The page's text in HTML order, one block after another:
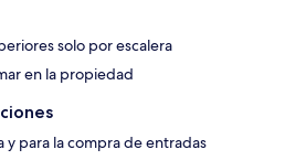
solo por escalera
en la propiedad
y para la compra de entradas